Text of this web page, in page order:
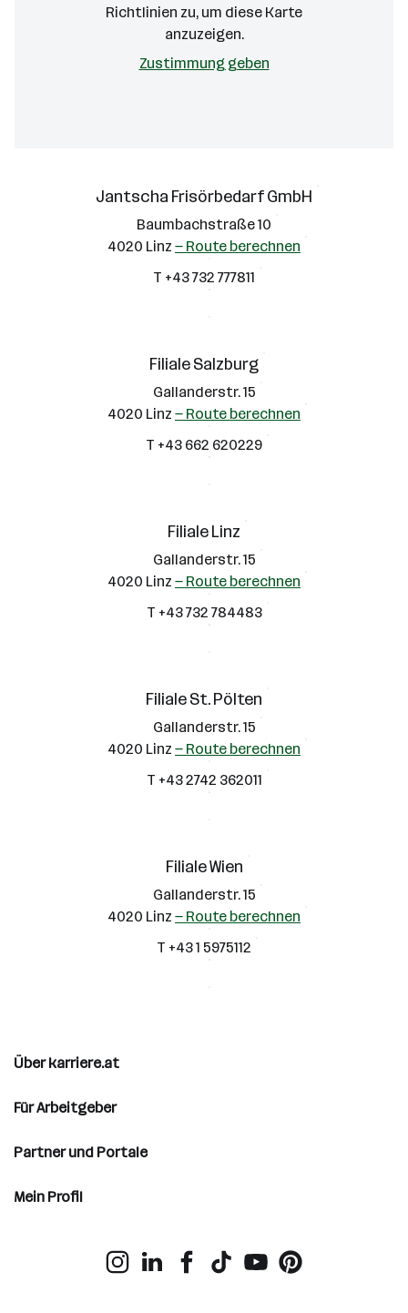
Richtlinien zu, um diese Karte
anzuzeigen.
Zustimmung geben
Jantscha Frisörbedarf GmbH
Baumbachstraße 10
4020 Linz — Route berechnen
T +43 732 777811
Filiale Salzburg
Gallanderstr. 15
4020 Linz — Route berechnen
T +43 662 620229
Filiale Linz
Gallanderstr. 15
4020 Linz — Route berechnen
T +43 732 784483
Filiale St. Pölten
Gallanderstr. 15
4020 Linz — Route berechnen
T +43 2742 362011
Filiale Wien
Gallanderstr. 15
4020 Linz — Route berechnen
T +43 1 5975112
Über karriere.at
Für Arbeitgeber
Partner und Portale
Mein Profil